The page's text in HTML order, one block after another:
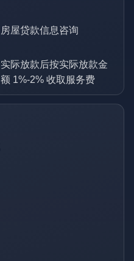
房屋贷款信息咨询
实际放款后按实际放款金
额 1%-2% 收取服务费